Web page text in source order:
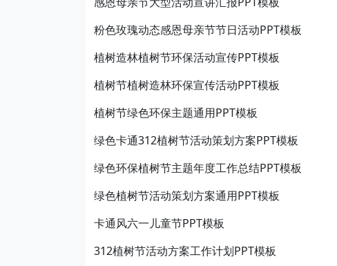
粉色玫瑰动态感恩母亲节节日活动PPT模板
植树造林植树节环保活动宣传PPT模板
植树节植树造林环保宣传活动PPT模板
植树节绿色环保主题通用PPT模板
绿色卡通312植树节活动策划方案PPT模板
绿色环保植树节主题年度工作总结PPT模板
绿色植树节活动策划方案通用PPT模板
卡通风六一儿童节PPT模板
312植树节活动方案工作计划PPT模板